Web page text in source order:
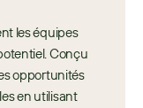
les équipes
Conçu
opportunités
en utilisant